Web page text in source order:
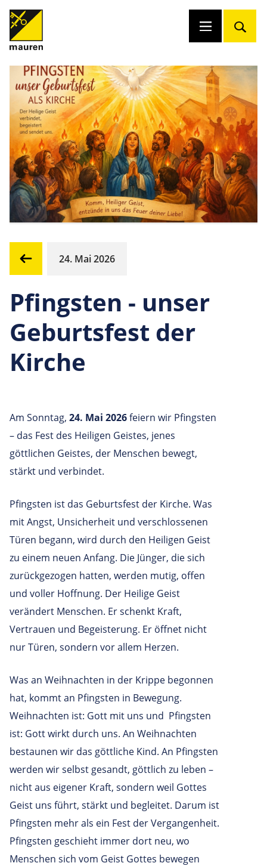
24. Mai 2026
Pfingsten - unser
Geburtsfest der
Kirche
Am Sonntag, 24. Mai 2026feiern wir Pfingsten
– das Fest des Heiligen Geistes, jenes
göttlichen Geistes, der Menschen bewegt,
stärkt und verbindet.
Pfingsten ist das Geburtsfest der Kirche. Was
mit Angst, Unsicherheit und verschlossenen
Türen begann, wird durch den Heiligen Geist
zu einem neuen Anfang. Die Jünger, die sich
zurückgezogen hatten, werden mutig, offen
und voller Hoffnung. Der Heilige Geist
verändert Menschen. Er schenkt Kraft,
Vertrauen und Begeisterung. Er öffnet nicht
nur Türen, sondern vor allem Herzen.
Was an Weihnachten in der Krippe begonnen
hat, kommt an Pfingsten in Bewegung.
Weihnachten ist: Gott mit uns und Pfingsten
ist: Gott wirkt durch uns. An Weihnachten
bestaunen wir das göttliche Kind. An Pfingsten
werden wir selbst gesandt, göttlich zu leben –
nicht aus eigener Kraft, sondern weil Gottes
Geist uns führt, stärkt und begleitet. Darum ist
Pfingsten mehr als ein Fest der Vergangenheit.
Pfingsten geschieht immer dort neu, wo
Menschen sich vom Geist Gottes bewegen